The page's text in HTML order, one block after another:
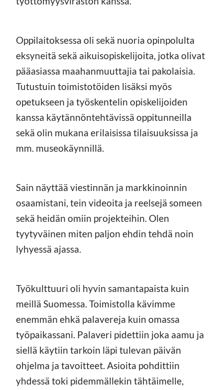
Oppilaitoksessa oli sekä nuoria opinpolulta
eksyneitä sekä aikuisopiskelijoita, jotka olivat
pääasiassa maahanmuuttajia tai pakolaisia.
Tutustuin toimistotöiden lisäksi myös
opetukseen ja työskentelin opiskelijoiden
kanssa käytännöntehtävissä oppitunneilla
sekä olin mukana erilaisissa tilaisuuksissa ja
mm. museokäynnillä.
Sain näyttää viestinnän ja markkinoinnin
osaamistani, tein videoita ja reelsejä someen
sekä heidän omiin projekteihin. Olen
tyytyväinen miten paljon ehdin tehdä noin
lyhyessä ajassa.
Työkulttuuri oli hyvin samantapaista kuin
meillä Suomessa. Toimistolla kävimme
enemmän ehkä palavereja kuin omassa
työpaikassani. Palaveri pidettiin joka aamu ja
siellä käytiin tarkoin läpi tulevan päivän
ohjelma ja tavoitteet. Asioita pohdittiin
yhdessä toki pidemmällekin tähtäimelle,